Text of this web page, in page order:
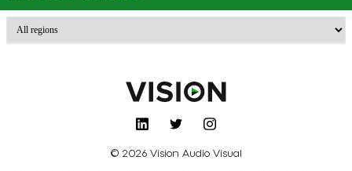
© 2026 Vision Audio Visual